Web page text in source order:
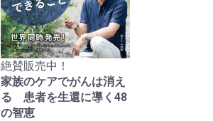
絶賛販売中！
家族のケアでがんは消え
る 患者を生還に導く48
の智恵